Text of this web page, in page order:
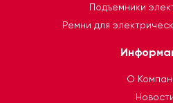
Подъемники
Ремни для
О